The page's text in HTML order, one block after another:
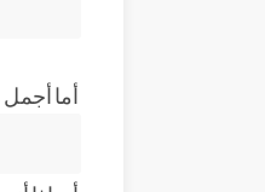
أما أجمل